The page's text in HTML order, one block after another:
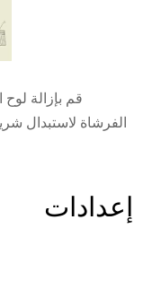
قم بإزالة لوح
الفرشاة لاستبدال
إعدادات